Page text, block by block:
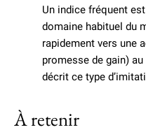
Un indice fréquent
domaine habituel du
rapidement vers une
promesse de gain) au
décrit ce type
À retenir